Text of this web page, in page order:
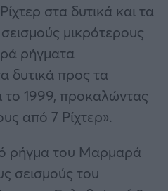
στα δυτικά και τα
μικρότερους
ρήγματα
δυτικά προς τα
το 1999, προκαλώντας
από 7 Ρίχτερ».
ρήγμα του Μαρμαρά
σεισμούς του